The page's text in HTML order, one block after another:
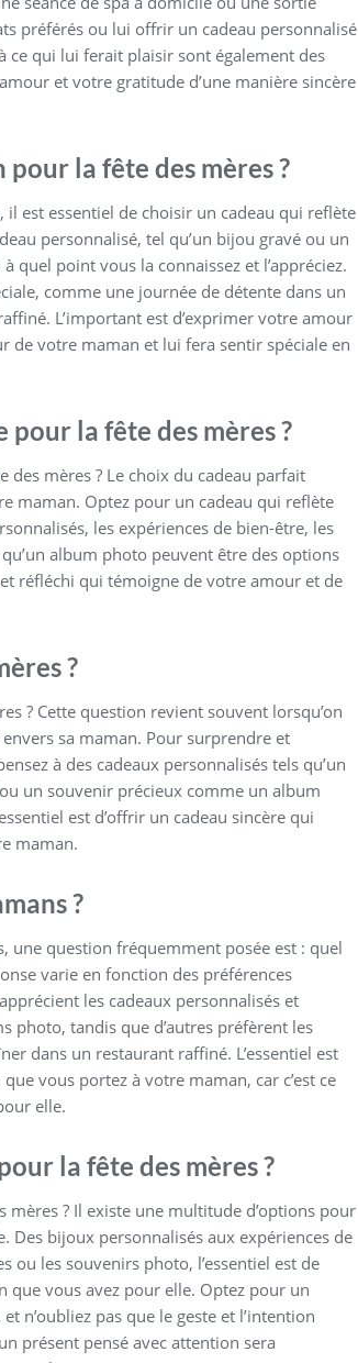
préférés ou lui offrir un cadeau personnalisé
ce qui lui ferait plaisir sont également des
et votre gratitude d’une manière sincère
la fête des mères ?
est essentiel de choisir un cadeau qui reflète
personnalisé, tel qu’un bijou gravé ou un
point vous la connaissez et l’appréciez.
comme une journée de détente dans un
L’important est d’exprimer votre amour
de votre maman et lui fera sentir spéciale en
la fête des mères ?
mères ? Le choix du cadeau parfait
maman. Optez pour un cadeau qui reflète
les expériences de bien-être, les
album photo peuvent être des options
réfléchi qui témoigne de votre amour et de
?
? Cette question revient souvent lorsqu’on
sa maman. Pour surprendre et
à des cadeaux personnalisés tels qu’un
un souvenir précieux comme un album
est d’offrir un cadeau sincère qui
maman.
?
une question fréquemment posée est : quel
varie en fonction des préférences
les cadeaux personnalisés et
photo, tandis que d’autres préfèrent les
dans un restaurant raffiné. L’essentiel est
vous portez à votre maman, car c’est ce
elle.
la fête des mères ?
? Il existe une multitude d’options pour
Des bijoux personnalisés aux expériences de
ou les souvenirs photo, l’essentiel est de
que vous avez pour elle. Optez pour un
n’oubliez pas que le geste et l’intention
présent pensé avec attention sera